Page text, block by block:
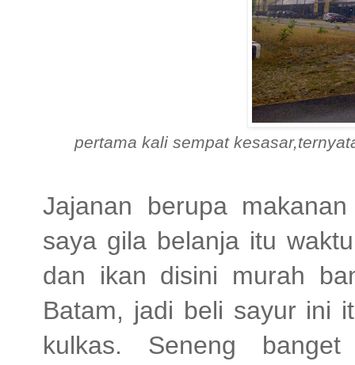
pertama kali sempat
Jajanan berupa
saya gila belanja itu
dan ikan disini murah
Batam, jadi beli sayur ini
kulkas. Seneng